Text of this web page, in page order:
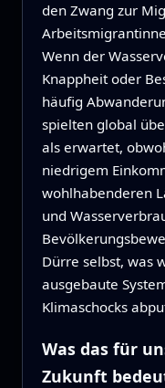
den Zwang zur
Wenn der
Knappheit oder
häufig
spielten global
als erwartet,
niedrigem
wohlhabenderen
und
Dürre selbst, was
ausgebaute
Klimaschocks
Was das für
Zukunft